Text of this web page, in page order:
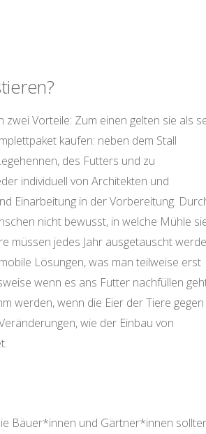
Vorteile: Zum einen gelten sie als
kaufen: neben dem Stall
des Futters und zu
individuell von Architekten und
Einarbeitung in der Vorbereitung.
nicht bewusst, in welche Mühle
müssen jedes Jahr ausgetauscht
Lösungen, was man teilweise erst
wenn es ans Futter nachfüllen
werden, wenn die Eier der Tiere gegen
wie der Einbau von
Bäuer*innen und Gärtner*innen